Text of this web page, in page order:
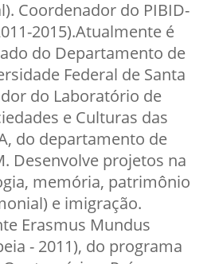
Coordenador do PIBID-
2015).Atualmente é
do Departamento de
Federal de Santa
do Laboratório de
e Culturas das
do departamento de
Desenvolve projetos na
memória, patrimônio
e imigração.
Erasmus Mundus
- 2011), do programa